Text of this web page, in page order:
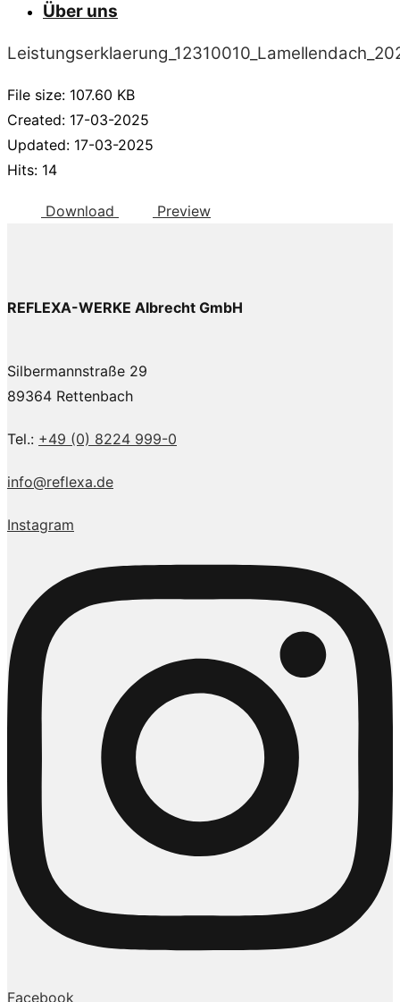
Über uns
File size: 107.60 KB
Created: 17-03-2025
Updated: 17-03-2025
Hits: 14
Download Preview
REFLEXA-WERKE Albrecht GmbH
Silbermannstraße 29
89364 Rettenbach
Tel.: +49 (0) 8224 999-0
info@reflexa.de
Instagram
Facebook